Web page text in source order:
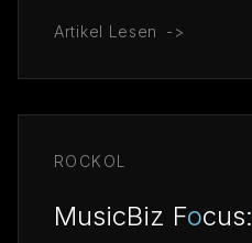
Artikel Lesen ->
ROCKOL
MusicBiz Focus: